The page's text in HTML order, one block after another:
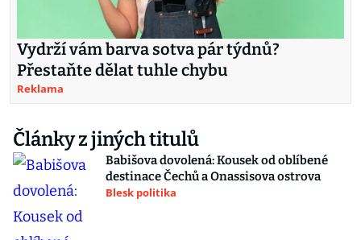
Vydrží vám barva sotva pár týdnů?
Přestaňte dělat tuhle chybu
Reklama
Články z jiných titulů
Babišova dovolená: Kousek od oblíbené
destinace Čechů a Onassisova ostrova
Blesk politika